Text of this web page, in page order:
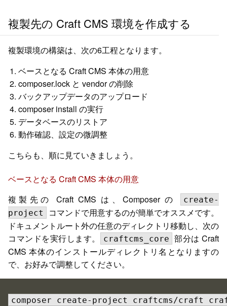
複製先の Craft CMS 環境を作成する
複製環境の構築は、次の6工程となります。
ベースとなる Craft CMS 本体の用意
composer.lock と vendor の削除
バックアップデータのアップロード
composer install の実行
データベースのリストア
動作確認、設定の微調整
こちらも、順に見ていきましょう。
ベースとなる Craft CMS 本体の用意
複製先の Craft CMS は、Composer の
create-
project
コマンドで用意するのが簡単でオススメです。
ドキュメントルート外の任意のディレクトリ移動し、次の
コマンドを実行します。
craftcms_core 部分は Craft
CMS 本体のインストールディレクトリ名となりますの
で、お好みで調整してください。
composer create-project craftcms/craft